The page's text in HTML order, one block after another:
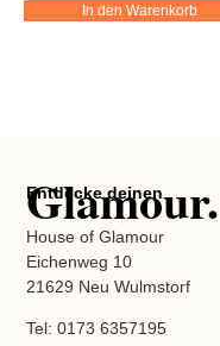
In den Warenkorb
Entdecke deinen
Glamour.
House of Glamour
Eichenweg 10
21629 Neu Wulmstorf
Tel: 0173 6357195